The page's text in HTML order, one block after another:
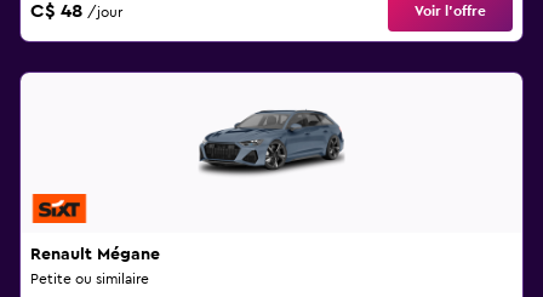
C$ 48 /jour Voir l’offre
Renault Mégane
Petite ou similaire